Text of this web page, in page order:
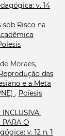
v. 14
sob Risco na
Moraes,
das
e a Meta
, Poíesis
O
v. 12 n. 1